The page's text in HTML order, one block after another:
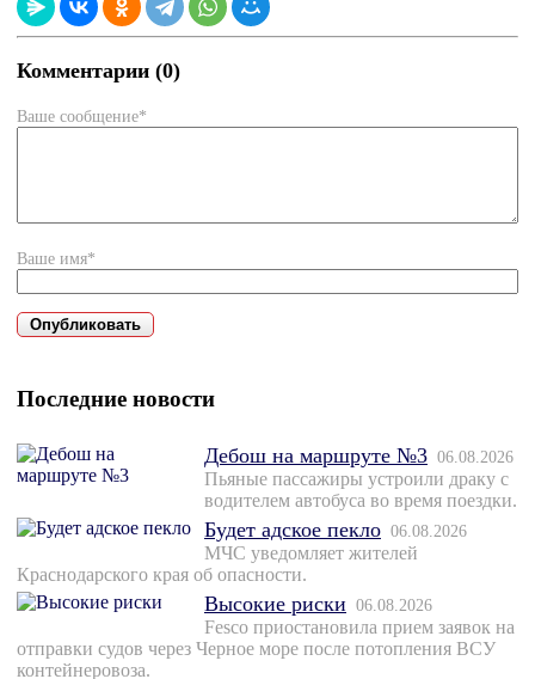
Комментарии (0)
Ваше сообщение*
Ваше имя*
Последние новости
Дебош на маршруте №3 06.08.2026
Пьяные пассажиры устроили драку с
водителем автобуса во время поездки.
Будет адское пекло 06.08.2026
МЧС уведомляет жителей
Краснодарского края об опасности.
Высокие риски 06.08.2026
Fesco приостановила прием заявок на
отправки судов через Черное море после потопления ВСУ
контейнеровоза.